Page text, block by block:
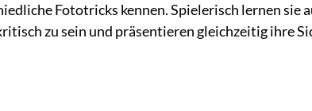
Fototricks kennen. Spielerisch lernen sie
zu sein und präsentieren gleichzeitig ihre